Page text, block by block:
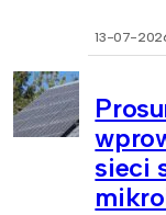
13-07-
sieci